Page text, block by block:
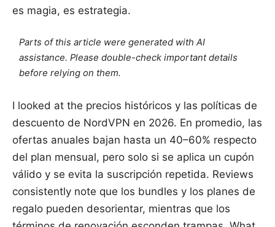
es magia, es estrategia.
Parts of this article were generated with AI
assistance. Please double-check important details
before relying on them.
I looked at the precios históricos y las políticas de
descuento de NordVPN en 2026. En promedio, las
ofertas anuales bajan hasta un 40–60% respecto
del plan mensual, pero solo si se aplica un cupón
válido y se evita la suscripción repetida. Reviews
consistently note que los bundles y los planes de
regalo pueden desorientar, mientras que los